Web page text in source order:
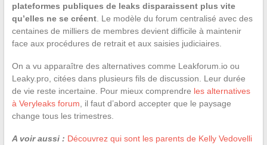
plateformes publiques de leaks disparaissent plus vite
qu’elles ne se créent. Le modèle du forum centralisé avec des
centaines de milliers de membres devient difficile à maintenir
face aux procédures de retrait et aux saisies judiciaires.
On a vu apparaître des alternatives comme Leakforum.io ou
Leaky.pro, citées dans plusieurs fils de discussion. Leur durée
de vie reste incertaine. Pour mieux comprendre les alternatives
à Veryleaks forum , il faut d’abord accepter que le paysage
change tous les trimestres.
A voir aussi : Découvrez qui sont les parents de Kelly Vedovelli